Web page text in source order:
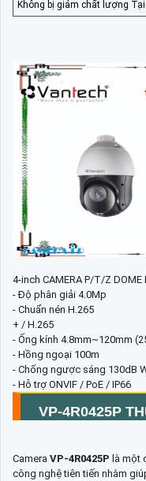
Không bị giảm chất lượng
4-inch CAMERA P/T/Z DOME
- Độ phân giải 4.0Mp
- Chuẩn nén H.265
+ / H.265
- Ống kính 4.8mm~120mm
- Hồng ngoại 100m
- Chống ngược sáng 130dB
- Hỗ trợ ONVIF / PoE / IP66
VP-4R0425P
Camera VP-4R0425P là một
công nghệ tiên tiến nhằm